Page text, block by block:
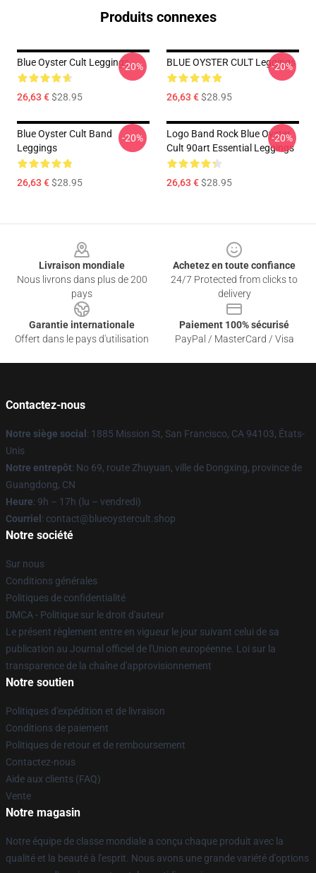
Produits connexes
Blue Oyster Cult Leggings
26,63 €$28.95
-20% BLUE OYSTER CULT Leggings
26,63 €$28.95
-20%
Blue Oyster Cult Band
Leggings
26,63 €$28.95
-20%
Logo Band Rock Blue Oyster
Cult 90art Essential Leggings
26,63 €$28.95
-20%
Livraison mondiale
Nous livrons dans plus de 200
pays
Achetez en toute confiance
24/7 Protected from clicks to
delivery
Garantie internationale
Offert dans le pays d'utilisation
Paiement 100% sécurisé
PayPal / MasterCard / Visa
Contactez-nous
Notre siège social : 1885 Mission St, San Francisco, CA 94103, États-
Unis
Notre entrepôt: No 69, route Zhuyuan, ville de Dongxing, province de
Guangdong, CN
Heure: 9h – 17h (lu – vendredi)
Courriel : contact@blueoystercult.shop
Notre société
Sur nous
Conditions générales
Politiques de confidentialité
DMCA - Politique sur le droit d'auteur
Le présent règlement entre en vigueur le jour suivant celui de sa
publication au Journal officiel de l'Union européenne. Loi sur la
transparence de la chaîne d'approvisionnement
Notre soutien
Politiques d'expédition et de livraison
Conditions de paiement
Politiques de retour et de remboursement
Contactez-nous
Aide aux clients (FAQ)
Vente
Notre magasin
Notre équipe de classe mondiale a conçu chaque produit avec la
qualité et la beauté à l'esprit. Nous avons une grande variété d'options